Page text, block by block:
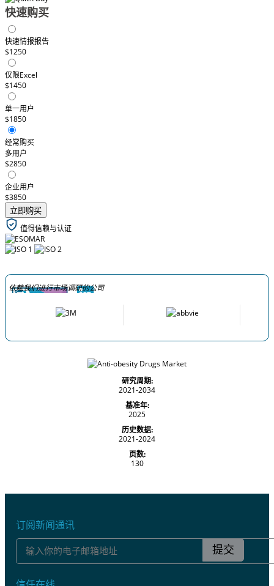
快速购买
快速情报报告
$1250
仅限Excel
$1450
单一用户
$1850
经常购买
多用户
$2850
企业用户
$3850
立即购买
值得信赖与认证
依赖我们进行市场调研的公司
研究周期:
2021-2034
基准年:
2025
历史数据:
2021-2024
页数:
130
订阅新闻通讯
提交